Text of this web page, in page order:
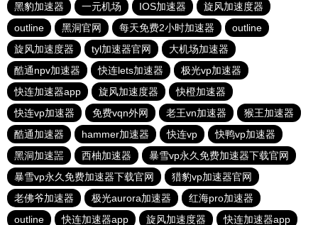
黑豹加速器
一元机场 IOS加速器
旋风加速度器
outline
黑洞官网 每天免费2小时加速器
outline
旋风加速度器
tyl加速器官网
大机场加速器
酷通npv加速器
快连lets加速器
极光vp加速器
快连加速器app
旋风加速度器
快橙加速器
快连vp加速器
免费vqn外网 老王vn加速器
猴王加速器
酷通加速器
hammer加速器 快连vp
快鸭vp加速器
黑洞加速噐
西柚加速器
暴雪vp永久免费加速器下载官网
暴雪vp永久免费加速器下载官网
猎豹vp加速器官网
老佛爷加速器
极光aurora加速器
红海pro加速器
outline
快连加速器app 旋风加速度器 快连加速器app